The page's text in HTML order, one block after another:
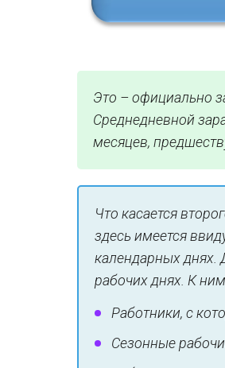
Это – официально
Среднедневной
месяцев,
Что касается
здесь имеется
календарных днях.
рабочих днях. К
Работники, с
Сезонные